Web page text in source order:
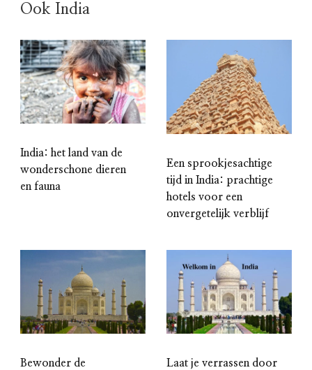
Ook India
India: het land van de
wonderschone dieren
en fauna
Een sprookjesachtige
tijd in India: prachtige
hotels voor een
onvergetelijk verblijf
Bewonder de
Laat je verrassen door